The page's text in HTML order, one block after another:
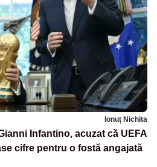
Ionuț Nichita
Infantino, acuzat că UEFA
cifre pentru o fostă angajată